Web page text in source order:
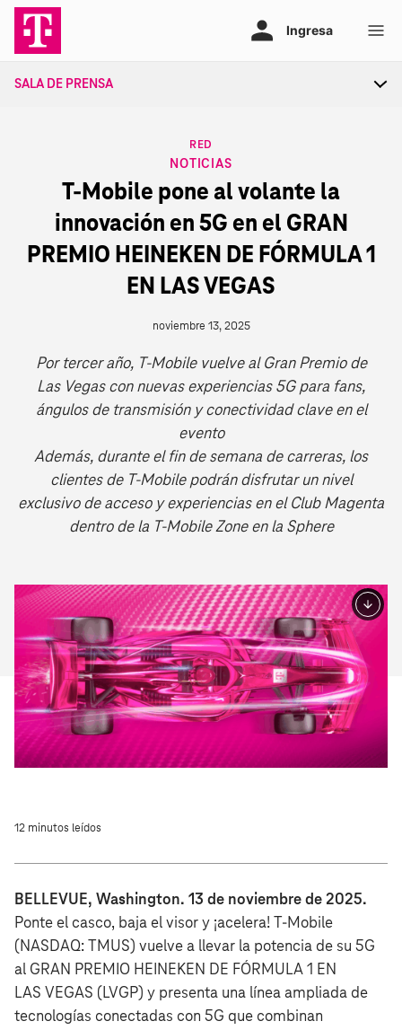
contenido
SALA DE PRENSA
RED
NOTICIAS
T‑Mobile pone al volante la
innovación en 5G en el GRAN
PREMIO HEINEKEN DE FÓRMULA 1
EN LAS VEGAS
noviembre 13, 2025
Por tercer año, T‑Mobile vuelve al Gran Premio de
Las Vegas con nuevas experiencias 5G para fans,
ángulos de transmisión y conectividad clave en el
evento
Además, durante el fin de semana de carreras, los
clientes de T‑Mobile podrán disfrutar un nivel
exclusivo de acceso y experiencias en el Club Magenta
dentro de la T‑Mobile Zone en la Sphere
12 minutos leídos
BELLEVUE, Washington. 13 de noviembre de 2025.
Ponte el casco, baja el visor y ¡acelera! T‑Mobile
(NASDAQ: TMUS) vuelve a llevar la potencia de su 5G
al GRAN PREMIO HEINEKEN DE FÓRMULA 1 EN
LAS VEGAS (LVGP) y presenta una línea ampliada de
tecnologías conectadas con 5G que combinan